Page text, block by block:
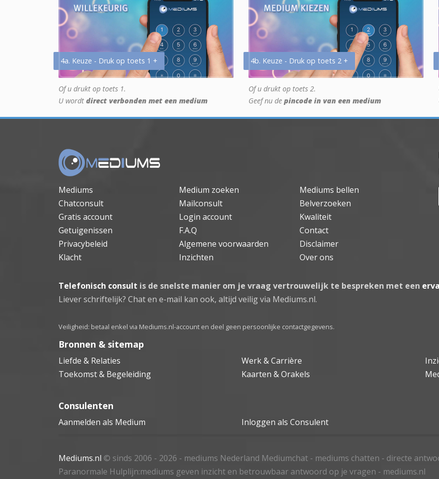
4a. Keuze - Druk op toets 1 +
Of u drukt op toets 1.
U wordt direct verbonden met een medium
4b. Keuze - Druk op toets 2 +
Of u drukt op toets 2.
Geef nu de pincode in van een medium
Mediums Medium zoeken
Mediums bellen
Chatconsult
Mailconsult
Belverzoeken
Gratis account
Login account
Kwaliteit
Getuigenissen
F.A.Q
Contact
Privacybeleid
Algemene voorwaarden
Disclaimer
Klacht
Inzichten Over ons
Telefonisch consult is de snelste manier om je vraag vertrouwelijk te bespreken met een
Liever schriftelijk? Chat en e-mail kan ook, altijd veilig via Mediums.nl.
Veiligheid: betaal enkel via Mediums.nl-account en deel geen persoonlijke contactgegevens.
Bronnen & sitemap
Liefde & Relaties Werk & Carrière
Toekomst & Begeleiding
Kaarten & Orakels
Consulenten
Aanmelden als Medium Inloggen als Consulent
Mediums.nl © sinds 2006 - 2026 - mediums Nederland Mediumchat - mediums chatten - directe
Paranormale Hulplijn:mediums geven inzicht en betrouwbaar antwoord op je vragen - mediums.nl